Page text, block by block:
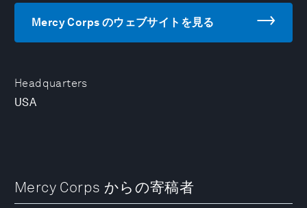
Headquarters
USA
Mercy Corps のウェブサイトを見る
Mercy Corps からの寄稿者